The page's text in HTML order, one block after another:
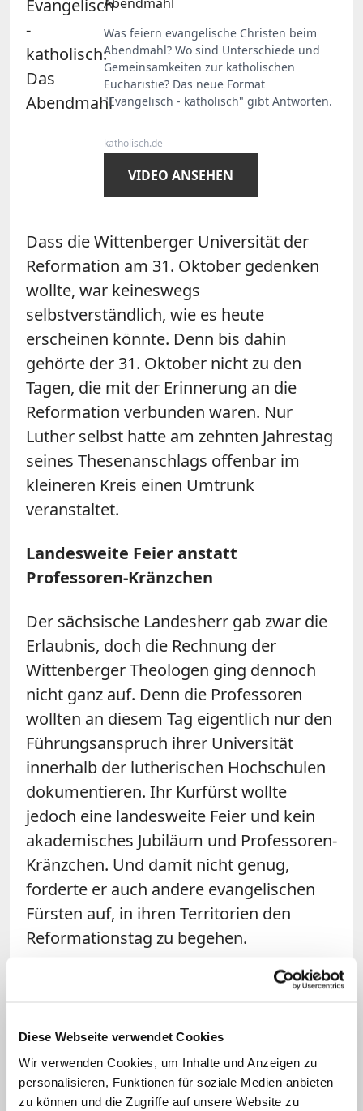
Diese Webseite verwendet Cookies
Wir verwenden Cookies, um Inhalte und Anzeigen zu
personalisieren, Funktionen für soziale Medien anbieten
zu können und die Zugriffe auf unsere Website zu
Abendmahl
Was feiern evangelische Christen beim
Abendmahl? Wo sind Unterschiede und
Gemeinsamkeiten zur katholischen
Eucharistie? Das neue Format
"Evangelisch - katholisch" gibt Antworten.
katholisch.de
VIDEO ANSEHEN
Dass die Wittenberger Universität der
Reformation am 31. Oktober gedenken
wollte, war keineswegs
selbstverständlich, wie es heute
erscheinen könnte. Denn bis dahin
gehörte der 31. Oktober nicht zu den
Tagen, die mit der Erinnerung an die
Reformation verbunden waren. Nur
Luther selbst hatte am zehnten Jahrestag
seines Thesenanschlags offenbar im
kleineren Kreis einen Umtrunk
veranstaltet.
Landesweite Feier anstatt
Professoren-Kränzchen
Der sächsische Landesherr gab zwar die
Erlaubnis, doch die Rechnung der
Wittenberger Theologen ging dennoch
nicht ganz auf. Denn die Professoren
wollten an diesem Tag eigentlich nur den
Führungsanspruch ihrer Universität
innerhalb der lutherischen Hochschulen
dokumentieren. Ihr Kurfürst wollte
jedoch eine landesweite Feier und kein
akademisches Jubiläum und Professoren-
Kränzchen. Und damit nicht genug,
forderte er auch andere evangelischen
Fürsten auf, in ihren Territorien den
Reformationstag zu begehen.
Bereits einige Wochen vorher hatte der
dem jährlichen Konvent der von ihm
geführten protestantischen Union
ebenfalls die Feier eines
Reformationstages angeregt. Friedrich